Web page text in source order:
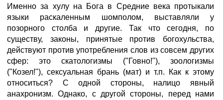
Именно за хулу на Бога в Средние века протыкали
языки раскаленным шомполом, выставляли у
позорного столба и другие. Так что сегодня, по
существу, законы, принятые против богохульства,
действуют против употребления слов из совсем других
сфер: это скатологизмы ("Говно!"), зоологизмы
("Козел!"), сексуальная брань (мат) и т.п. Как к этому
относиться? С одной стороны, налицо явный
анахронизм. Однако, с другой стороны, перед нами